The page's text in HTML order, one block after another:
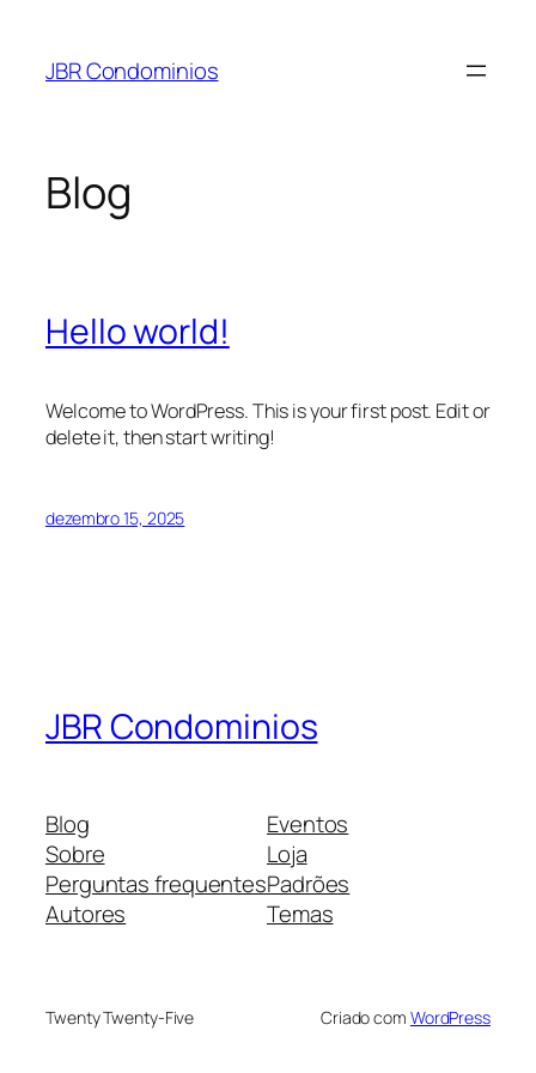
JBR Condominios
Blog
Hello world!
Welcome to WordPress. This is your first post. Edit or
delete it, then start writing!
dezembro 15, 2025
JBR Condominios
Blog
Sobre
Perguntas frequentes
Autores
Eventos
Loja
Padrões
Temas
Twenty Twenty-Five Criado com WordPress